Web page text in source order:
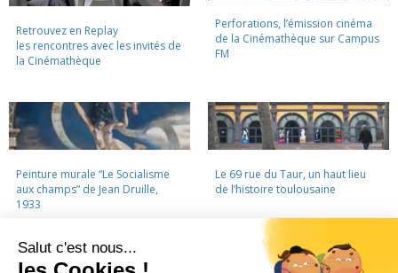
Retrouvez en Replay
les rencontres avec les invités de
la Cinémathèque
Perforations, l’émission cinéma
de la Cinémathèque sur Campus
FM
Peinture murale “Le Socialisme
aux champs” de Jean Druille,
1933
Le 69 rue du Taur, un haut lieu
de l’histoire toulousaine